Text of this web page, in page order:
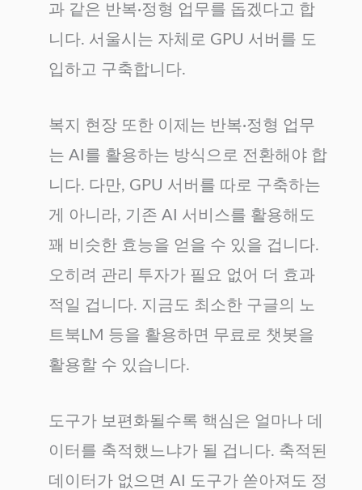
과 같은 반복·정형 업무를 돕겠다고 합
니다. 서울시는 자체로 GPU 서버를 도
입하고 구축합니다.
복지 현장 또한 이제는 반복·정형 업무
는 AI를 활용하는 방식으로 전환해야 합
니다. 다만, GPU 서버를 따로 구축하는
게 아니라, 기존 AI 서비스를 활용해도
꽤 비슷한 효능을 얻을 수 있을 겁니다.
오히려 관리 투자가 필요 없어 더 효과
적일 겁니다. 지금도 최소한 구글의 노
트북LM 등을 활용하면 무료로 챗봇을
활용할 수 있습니다.
도구가 보편화될수록 핵심은 얼마나 데
이터를 축적했느냐가 될 겁니다. 축적된
데이터가 없으면 AI 도구가 쏟아져도 정